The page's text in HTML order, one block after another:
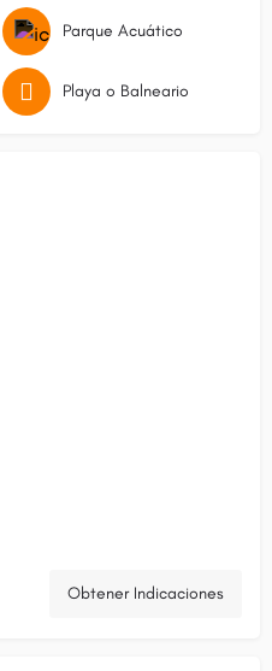
Parque Acuático
Playa o Balneario
Obtener Indicaciones